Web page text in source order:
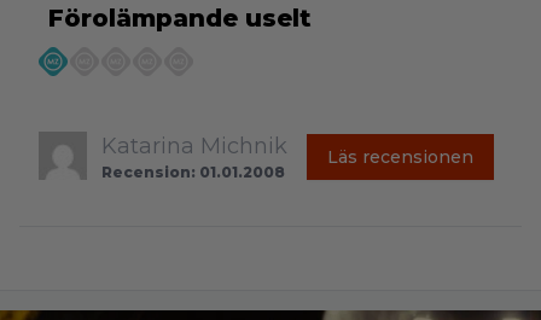
Förolämpande uselt
Katarina Michnik
Recension: 01.01.2008
Läs recensionen